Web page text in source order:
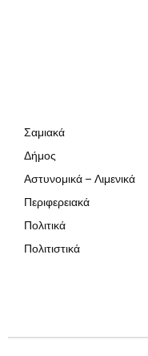
Σαμιακά
Δήμος
Αστυνομικά – Λιμενικά
Περιφερειακά
Πολιτικά
Πολιτιστικά